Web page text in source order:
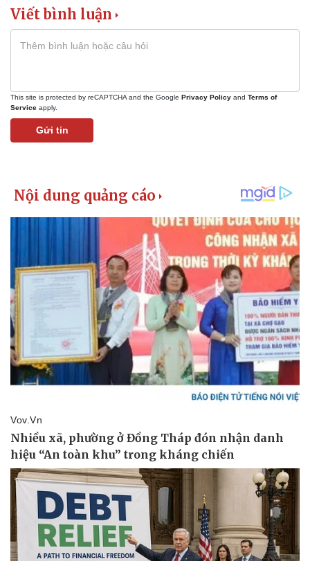
Pháp luật
Vụ án
Tin nóng
Tư vấn luật
Quân sự - Quốc phòng
Vũ khí
Việt Nam
Phân tích
Viết bình luận
This site is protected by reCAPTCHA and the Google Privacy Policy and Terms of
Service apply.
Gửi tin